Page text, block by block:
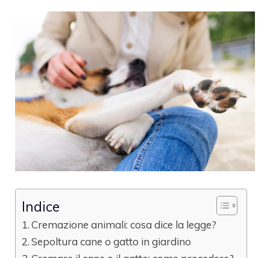
Indice
Cremazione animali: cosa dice la legge?
Sepoltura cane o gatto in giardino